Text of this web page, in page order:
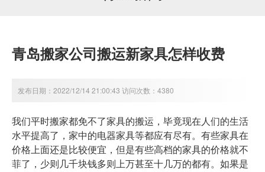
青岛搬家公司搬运新家具怎样收费
发布日期：2022/12/14 21:00:43 访问次数：4380
我们平时搬家都免不了家具的搬运，毕竟现在人们的生活
水平提高了，家中的电器家具等都应有尽有。有些家具在
价格上面还是比较便宜，但是有些高档的家具的价格就不
菲了，少则几千块钱多则上万甚至十几万的都有。如果是